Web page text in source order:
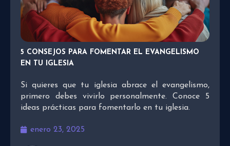
5 CONSEJOS PARA FOMENTAR EL EVANGELISMO
EN TU IGLESIA
Si quieres que tu iglesia abrace el evangelismo,
primero debes vivirlo personalmente. Conoce 5
ideas prácticas para fomentarlo en tu iglesia.
enero 23, 2025